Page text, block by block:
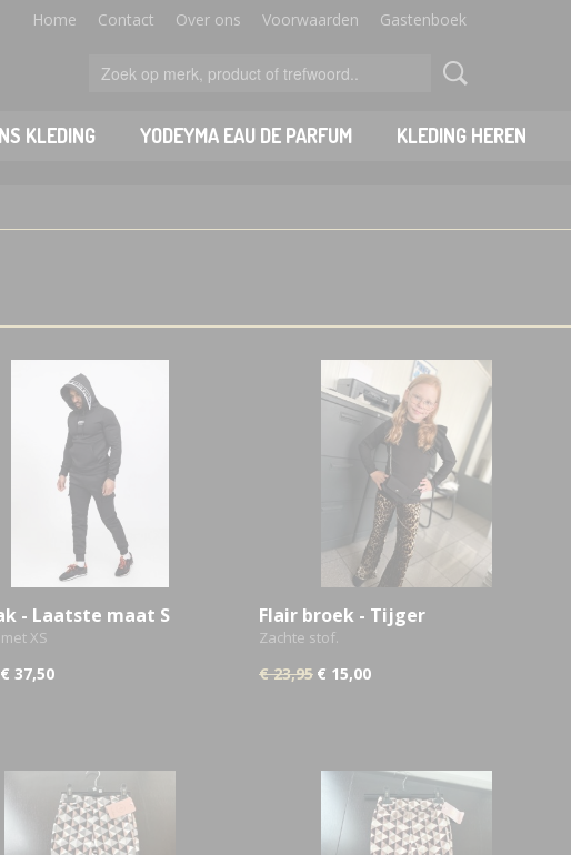
Home Contact Over ons Voorwaarden Gastenboek
KLEDING YODEYMA EAU DE PARFUM KLEDING HEREN
- Laatste maat S
XS
€ 37,50
Flair broek - Tijger
Zachte stof.
€ 23,95 € 15,00